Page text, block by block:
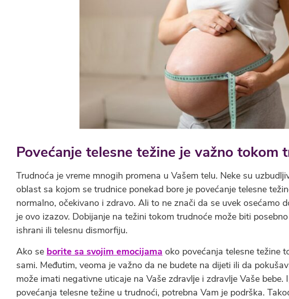
Povećanje telesne težine je važno tokom
Trudnoća je vreme mnogih promena u Vašem telu. Neke su
oblast sa kojom se trudnice ponekad bore je povećanje telesne
normalno, očekivano i zdravo. Ali to ne znači da se uvek osećamo
je ovo izazov. Dobijanje na težini tokom trudnoće može biti
ishrani ili telesnu dismorfiju.
Ako se borite sa svojim emocijama oko povećanja telesne težine
sami. Međutim, veoma je važno da ne budete na dijeti ili da
može imati negativne uticaje na Vaše zdravlјe i zdravlјe Vaše
povećanja telesne težine u trudnoći, potrebna Vam je podrška.